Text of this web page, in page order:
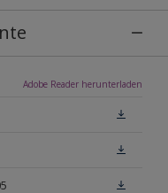
Adobe Reader herunterladen